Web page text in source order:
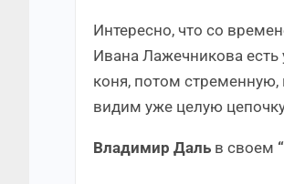
Интересно, что со
Ивана Лажечникова
коня, потом стременную,
видим уже целую
Владимир Даль в своем